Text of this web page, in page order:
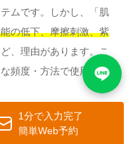
ムです。しかし、「肌
の低下、摩擦刺激、紫
、理由があります。こ
頻度・方法で使用する
の方、皮膚疾患がある
1分で入力完了
簡単Web予約